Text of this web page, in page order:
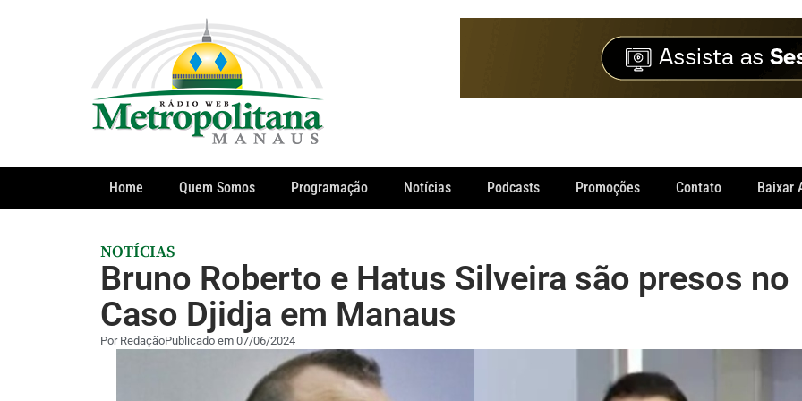
Home Quem Somos Programação Notícias Podcasts Promoções Contato Baixar
NOTÍCIAS
Bruno Roberto e Hatus Silveira são presos no
Caso Djidja em Manaus
PorRedaçãoPublicado em 07/06/2024